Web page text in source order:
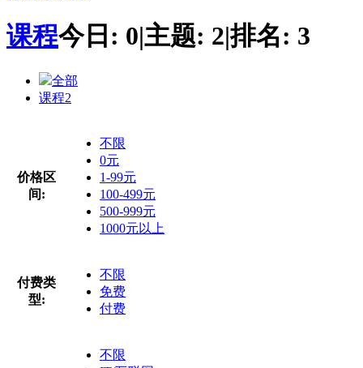
课程今日: 0|主题: 2|排名: 3
全部
课程2
价格区
间:
不限
0元
1-99元
100-499元
500-999元
1000元以上
付费类
型:
不限
免费
付费
不限